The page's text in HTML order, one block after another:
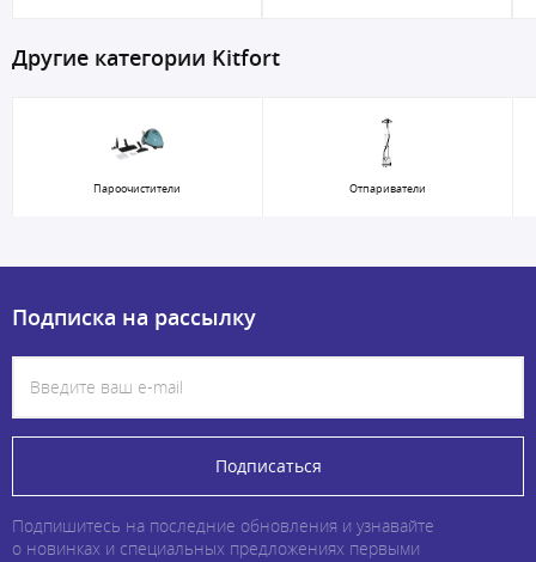
Другие категории Kitfort
Пароочистители Отпариватели
Подписка на рассылку
Подписаться
Подпишитесь на последние обновления и узнавайте
о новинках и специальных предложениях первыми